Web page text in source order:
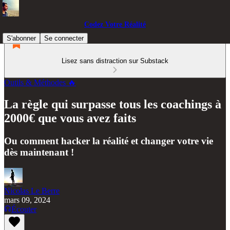
Codez Votre Réalité
S'abonner
Se connecter
Lisez sans distraction sur Substack
Outils & Méthodes 🔥
La règle qui surpasse tous les coachings à
2000€ que vous avez faits
Ou comment hacker la réalité et changer votre vie
dès maintenant !
Nicolas Le Berre
mars 09, 2024
Écouter